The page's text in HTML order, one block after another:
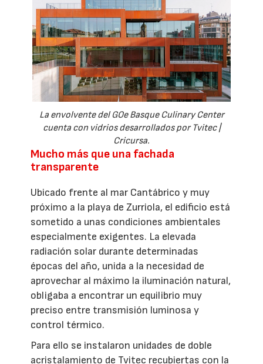
La envolvente del GOe Basque Culinary Center
cuenta con vidrios desarrollados por Tvitec |
Cricursa.
Mucho más que una fachada
transparente
Ubicado frente al mar Cantábrico y muy
próximo a la playa de Zurriola, el edificio está
sometido a unas condiciones ambientales
especialmente exigentes. La elevada
radiación solar durante determinadas
épocas del año, unida a la necesidad de
aprovechar al máximo la iluminación natural,
obligaba a encontrar un equilibrio muy
preciso entre transmisión luminosa y
control térmico.
Para ello se instalaron unidades de doble
acristalamiento de Tvitec recubiertas con la